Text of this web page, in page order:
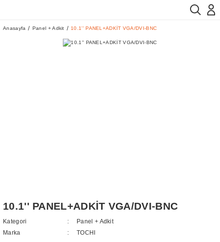
Anasayfa Panel + Adkit 10.1'' PANEL+ADKİT VGA/DVI-BNC
10.1'' PANEL+ADKİT VGA/DVI-BNC
Kategori
Panel + Adkit
Marka
TOCHI